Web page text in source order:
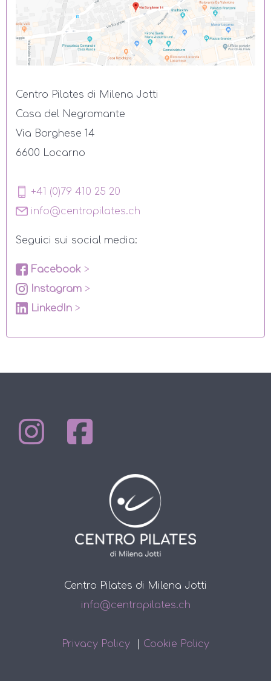
Centro Pilates di Milena Jotti
Casa del Negromante
Via Borghese 14
6600 Locarno
+41 (0)79 410 25 20
info@centropilates.ch
Seguici sui social media:
Facebook >
Instagram >
LinkedIn >
Centro Pilates di Milena Jotti
info@centropilates.ch
Privacy Policy Cookie Policy